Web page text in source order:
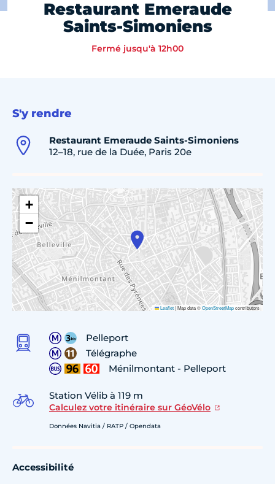
Restaurant Emeraude
Saints-Simoniens
Fermé jusqu'à 12h00
S'y rendre
Restaurant Emeraude Saints-Simoniens
12–18, rue de la Duée, Paris 20e
+
−
Leaflet|Map data ©OpenStreetMapcontributors
Pelleport
Télégraphe
Ménilmontant - Pelleport
Station Vélib à 119 m
Calculez votre itinéraire sur GéoVélo
Données Navitia / RATP / Opendata
Accessibilité